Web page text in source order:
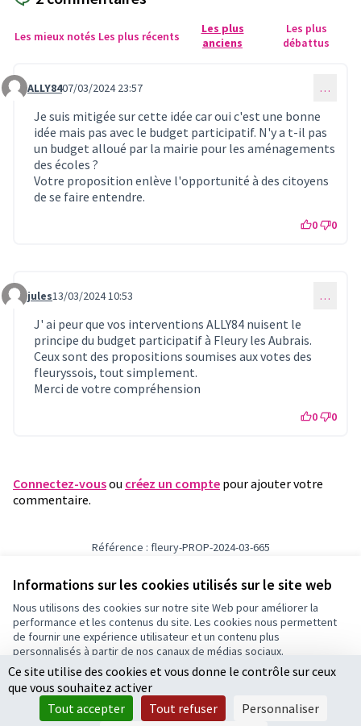
Informations sur les cookies utilisés sur le site web
Nous utilisons des cookies sur notre site Web pour améliorer la
performance et les contenus du site. Les cookies nous permettent
de fournir une expérience utilisateur et un contenu plus
personnalisés à partir de nos canaux de médias sociaux.
Tout accepter
Accepter seulement les cookies essentiels
Paramètres
Les mieux notés Les plus récents
Les plus
anciens
Les plus
débattus
Commentaire 813
ALLY8407/03/2024 23:57 …
Je suis mitigée sur cette idée car oui c'est une bonne
idée mais pas avec le budget participatif. N'y a t-il pas
un budget alloué par la mairie pour les aménagements
des écoles ?
Votre proposition enlève l'opportunité à des citoyens
de se faire entendre.
0 0
Commentaire 828
jules13/03/2024 10:53 …
J' ai peur que vos interventions ALLY84 nuisent le
principe du budget participatif à Fleury les Aubrais.
Ceux sont des propositions soumises aux votes des
fleuryssois, tout simplement.
Merci de votre compréhension
0 0
Connectez-vousou créez un compte pour ajouter votre
commentaire.
Référence : fleury-PROP-2024-03-665
Vérifiez l'empreinte numérique
Conditions d'utilisation
Paramètres des cookies
(Lien externe)
Site réalisé parOpen Source Politics grâce aulogiciel libre
Licence
(Lien
Ce site utilise des cookies et vous donne le contrôle sur ceux
que vous souhaitez activer
Tout accepter
Tout refuser Personnaliser